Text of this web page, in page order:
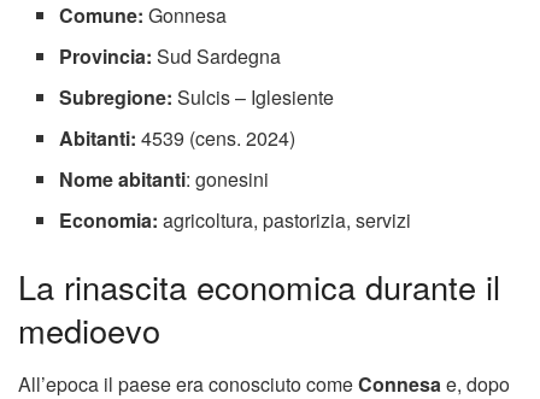
Comune: Gonnesa
Provincia: Sud Sardegna
Subregione: Sulcis – Iglesiente
Abitanti: 4539 (cens. 2024)
Nome abitanti: gonesini
Economia: agricoltura, pastorizia, servizi
La rinascita economica durante il
medioevo
All’epoca il paese era conosciuto comeConnesae, dopo